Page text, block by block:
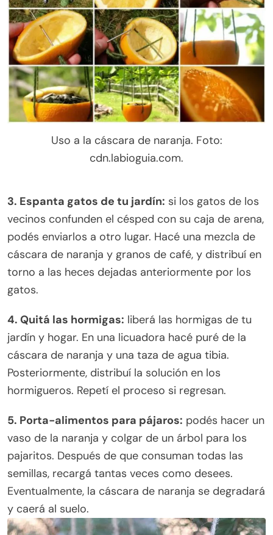
Uso a la cáscara de naranja. Foto:
cdn.labioguia.com.
3. Espanta gatos de tu jardín: si los gatos de los
vecinos confunden el césped con su caja de arena,
podés enviarlos a otro lugar. Hacé una mezcla de
cáscara de naranja y granos de café, y distribuí en
torno a las heces dejadas anteriormente por los
gatos.
4. Quitá las hormigas: liberá las hormigas de tu
jardín y hogar. En una licuadora hacé puré de la
cáscara de naranja y una taza de agua tibia.
Posteriormente, distribuí la solución en los
hormigueros. Repetí el proceso si regresan.
5. Porta-alimentos para pájaros: podés hacer un
vaso de la naranja y colgar de un árbol para los
pajaritos. Después de que consuman todas las
semillas, recargá tantas veces como desees.
Eventualmente, la cáscara de naranja se degradará
y caerá al suelo.